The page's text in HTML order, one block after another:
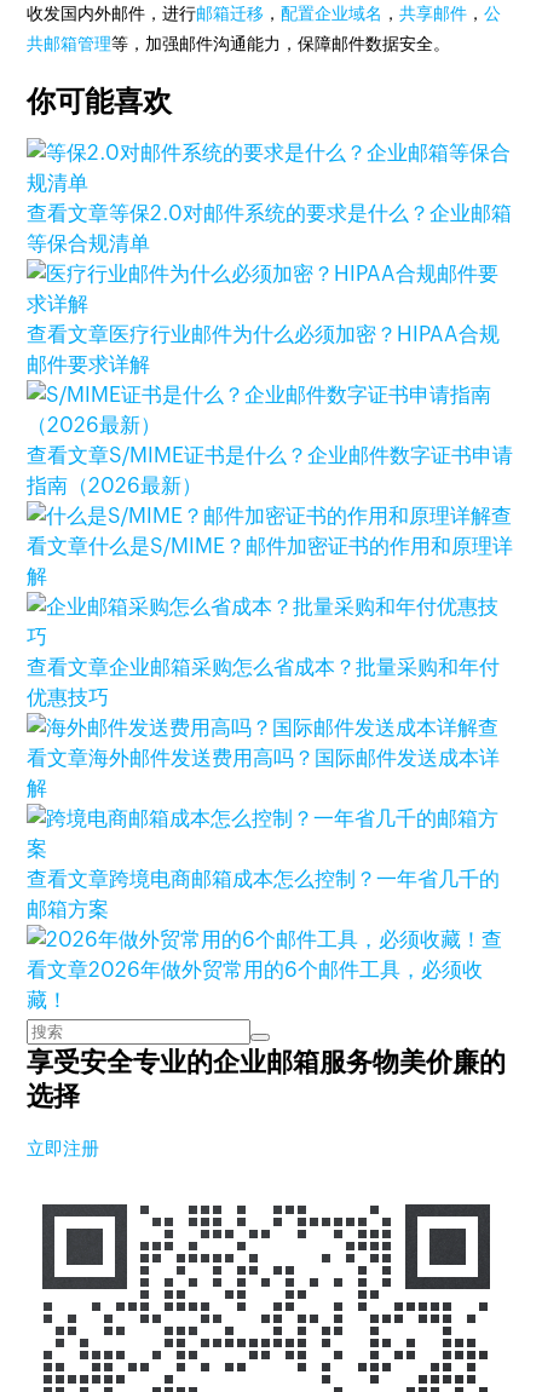
收发国内外邮件，进行邮箱迁移 ，配置企业域名 ，共享邮件 ，公
共邮箱管理等，加强邮件沟通能力，保障邮件数据安全。
你可能喜欢
查看文章等保2.0对邮件系统的要求是什么？企业邮箱
等保合规清单
查看文章医疗行业邮件为什么必须加密？HIPAA合规
邮件要求详解
查看文章S/MIME证书是什么？企业邮件数字证书申请
指南（2026最新）
查
看文章什么是S/MIME？邮件加密证书的作用和原理详
解
查看文章企业邮箱采购怎么省成本？批量采购和年付
优惠技巧
查
看文章海外邮件发送费用高吗？国际邮件发送成本详
解
查看文章跨境电商邮箱成本怎么控制？一年省几千的
邮箱方案
查
看文章2026年做外贸常用的6个邮件工具，必须收
藏！
享受安全专业的企业邮箱服务物美价廉的
选择
立即注册